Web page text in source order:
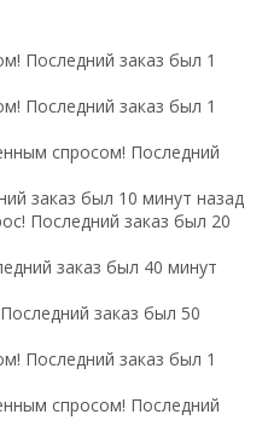
Последний заказ был 1
Последний заказ был 1
спросом! Последний
заказ был 10 минут назад
Последний заказ был 20
заказ был 40 минут
заказ был 50
Последний заказ был 1
спросом! Последний